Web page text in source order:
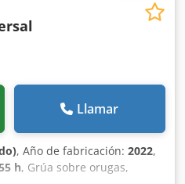
Llamar
, Año de fabricación: 2022,
h, Grúa sobre orugas,